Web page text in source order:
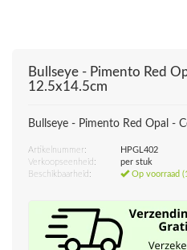
Bullseye - Pimento Red
12.5x14.5cm
Bullseye - Pimento Red Opal -
Artikelnummer:
HPGL402
Verkoopseenheid:
per stuk
Beschikbaarheid:
Op voorraad